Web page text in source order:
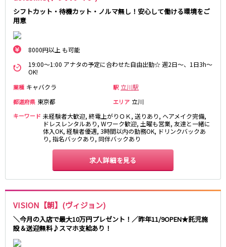
シフトカット・待機カット・ノルマ無し！安心して働ける環境をご
用意
8000円以上 も可能
19:00～1:00 アナタの予定に合わせた自由出勤☆ 週2日～、1日3h～
OK!
業種 キャバクラ 駅 立川駅
都道府県 東京都 エリア 立川
キーワード 未経験者大歓迎, 終電上がりＯＫ, 送りあり, ヘアメイク完備,
ドレスレンタルあり, Wワーク歓迎, 土曜も営業, 友達と一緒に
体入OK, 経験者優遇, 3時間以内の勤務OK, ドリンクバックあ
り, 指名バックあり, 同伴バックあり
求人詳細を見る
VISION【朝】(ヴィジョン)
＼今月の入店で最大10万円プレゼント！／昨年11/9OPEN★託児施
設＆送迎無料♪スマホ支給あり！
国分寺駅 八坂駅
本厚木駅
相模大野駅
下北沢駅
祖師ヶ谷大蔵駅
向ヶ丘遊園駅
経堂駅
小田急相模原駅
小田原駅
豪徳寺駅
海老名駅
JR東海道本線
新橋駅
川崎駅
横浜駅
藤沢駅
平塚駅
大船駅
品川駅
大磯駅